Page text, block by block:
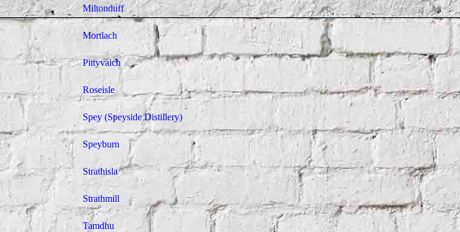
Miltonduff
Mortlach
Pittyvaich
Roseisle
Spey (Speyside Distillery)
Speyburn
Strathisla
Strathmill
Tamdhu